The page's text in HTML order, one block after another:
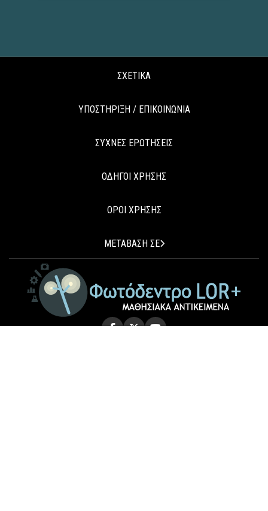
ΣΧΕΤΙΚΑ
ΥΠΟΣΤΗΡΙΞΗ / ΕΠΙΚΟΙΝΩΝΙΑ
ΣΥΧΝΕΣ ΕΡΩΤΗΣΕΙΣ
ΟΔΗΓΟΙ ΧΡΗΣΗΣ
ΟΡΟΙ ΧΡΗΣΗΣ
ΜΕΤΑΒΑΣΗ ΣΕ